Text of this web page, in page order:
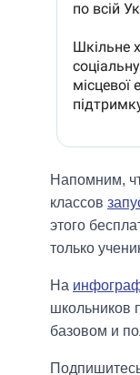
Напомним,
классов
этого
только
На
школьников
базовом и